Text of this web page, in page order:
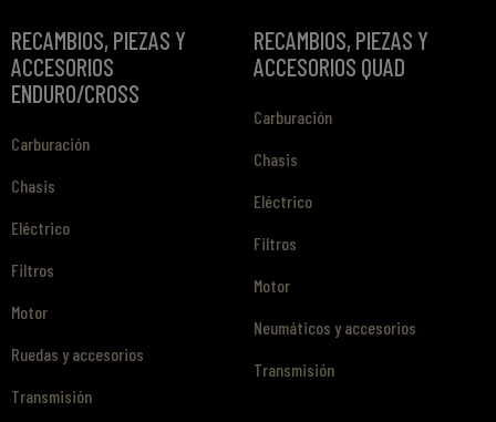
RECAMBIOS, PIEZAS Y
ACCESORIOS
ENDURO/CROSS
Carburación
Chasis
Eléctrico
Filtros
Motor
Ruedas y accesorios
Transmisión
RECAMBIOS, PIEZAS Y
ACCESORIOS QUAD
Carburación
Chasis
Eléctrico
Filtros
Motor
Neumáticos y accesorios
Transmisión